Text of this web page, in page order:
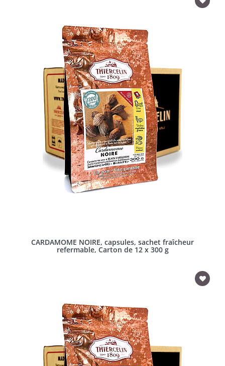
CARDAMOME NOIRE, capsules, sachet fraîcheur
refermable, Carton de 12 x 300 g